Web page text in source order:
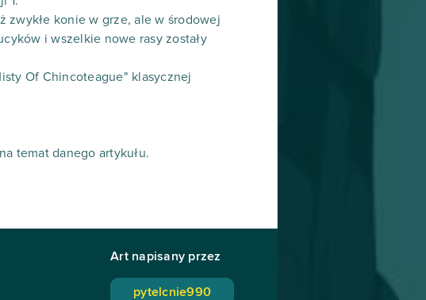
zwykłe konie w grze, ale w środowej
i wszelkie nowe rasy zostały
Of Chincoteague" klasycznej
temat danego artykułu.
Art napisany przez
pytelcnie990